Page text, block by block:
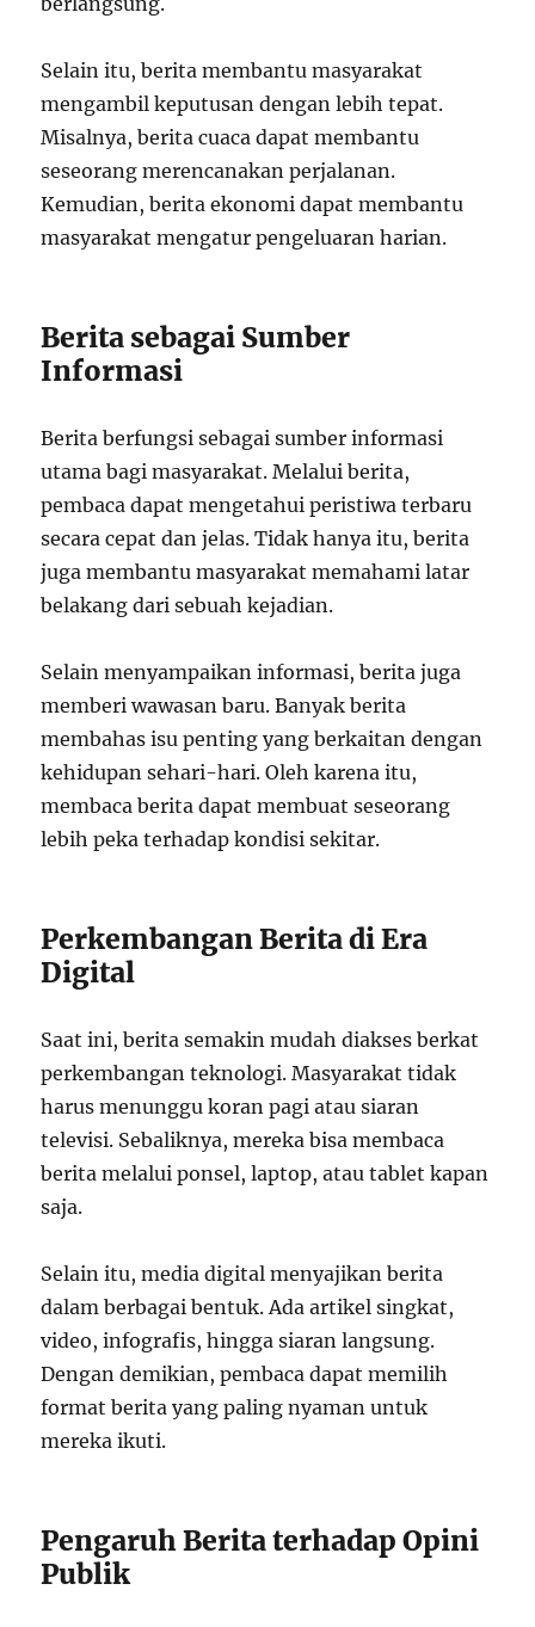
Selain itu, berita membantu masyarakat
mengambil keputusan dengan lebih tepat.
Misalnya, berita cuaca dapat membantu
seseorang merencanakan perjalanan.
Kemudian, berita ekonomi dapat membantu
masyarakat mengatur pengeluaran harian.
Berita sebagai Sumber
Informasi
Berita berfungsi sebagai sumber informasi
utama bagi masyarakat. Melalui berita,
pembaca dapat mengetahui peristiwa terbaru
secara cepat dan jelas. Tidak hanya itu, berita
juga membantu masyarakat memahami latar
belakang dari sebuah kejadian.
Selain menyampaikan informasi, berita juga
memberi wawasan baru. Banyak berita
membahas isu penting yang berkaitan dengan
kehidupan sehari-hari. Oleh karena itu,
membaca berita dapat membuat seseorang
lebih peka terhadap kondisi sekitar.
Perkembangan Berita di Era
Digital
Saat ini, berita semakin mudah diakses berkat
perkembangan teknologi. Masyarakat tidak
harus menunggu koran pagi atau siaran
televisi. Sebaliknya, mereka bisa membaca
berita melalui ponsel, laptop, atau tablet kapan
saja.
Selain itu, media digital menyajikan berita
dalam berbagai bentuk. Ada artikel singkat,
video, infografis, hingga siaran langsung.
Dengan demikian, pembaca dapat memilih
format berita yang paling nyaman untuk
mereka ikuti.
Pengaruh Berita terhadap Opini
Publik